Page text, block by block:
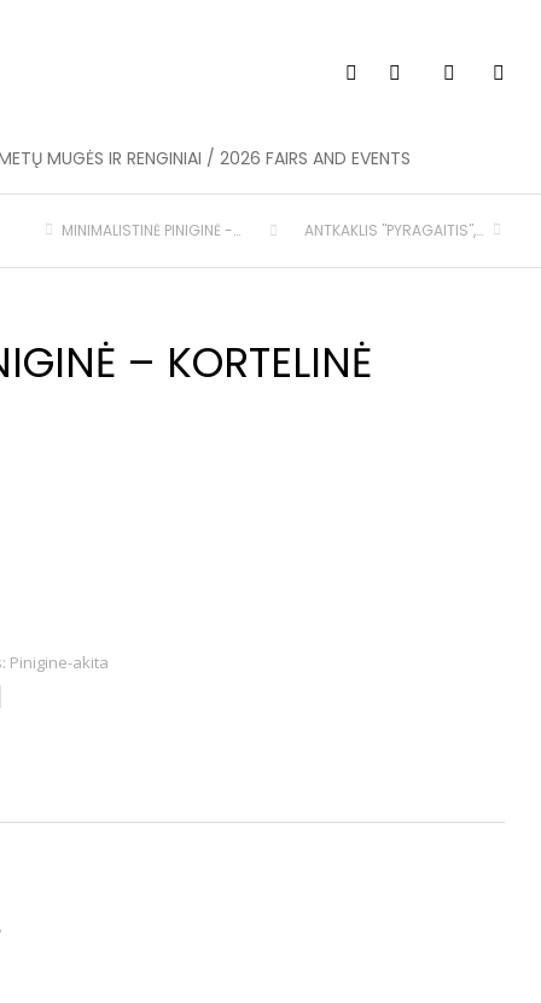
MUGĖS IR RENGINIAI / 2026 FAIRS AND EVENTS
MINIMALISTINĖ PINIGINĖ - KORTELINĖ ANTKAKLIS "PYRAGAITIS", PAGAMINTAS, (KAKLO APIMTIS 33-43 CM)
– KORTELINĖ
Pinigine-akita